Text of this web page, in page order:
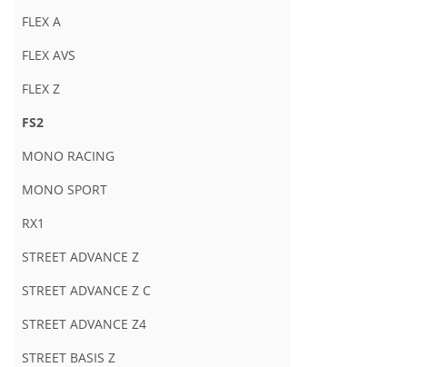
FLEX A
FLEX AVS
FLEX Z
FS2
MONO RACING
MONO SPORT
RX1
STREET ADVANCE Z
STREET ADVANCE Z C
STREET ADVANCE Z4
STREET BASIS Z